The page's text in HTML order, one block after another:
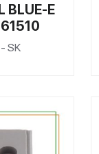
BLUE-E
SK